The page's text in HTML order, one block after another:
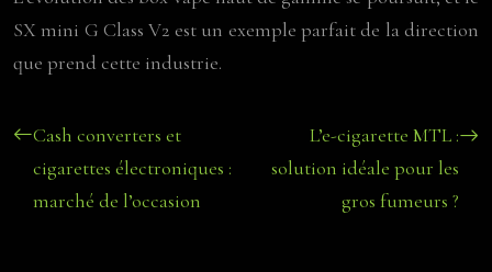
SX mini G Class V2 est un exemple parfait de la direction
que prend cette industrie.
Cash converters et
cigarettes électroniques :
marché de l’occasion
L’e-cigarette MTL :
solution idéale pour les
gros fumeurs ?